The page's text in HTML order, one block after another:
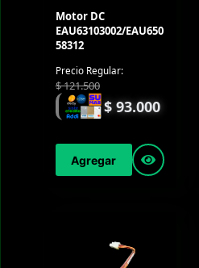
Motor DC
EAU63103002/EAU650
58312
Precio Regular:
$121.500
$ 93.000
Agregar